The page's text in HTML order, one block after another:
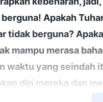
Apakah
tidak berguna?
mampu merasa
waktu yang seindah
diri mereka dan